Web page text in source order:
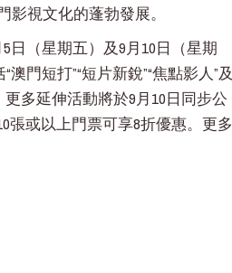
視文化的蓬勃發展。
日（星期五）及9月10日（星期
門短打”“短片新銳”“焦點影人”及
多延伸活動將於9月10日同步公
張或以上門票可享8折優惠。更多